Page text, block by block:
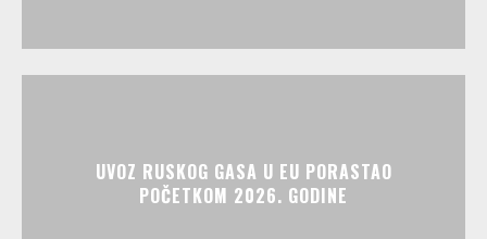
UVOZ RUSKOG GASA U EU PORASTAO
POČETKOM 2026. GODINE